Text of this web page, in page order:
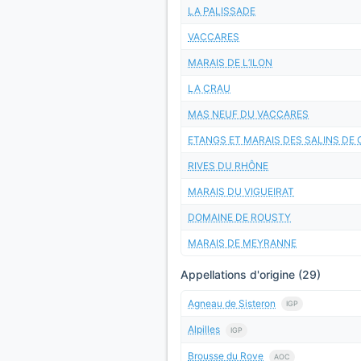
LA PALISSADE
VACCARES
MARAIS DE L’ILON
LA CRAU
MAS NEUF DU VACCARES
ETANGS ET MARAIS DES SALINS DE
RIVES DU RHÔNE
MARAIS DU VIGUEIRAT
DOMAINE DE ROUSTY
MARAIS DE MEYRANNE
Appellations d'origine (29)
Agneau de Sisteron IGP
Alpilles IGP
Brousse du Rove AOC